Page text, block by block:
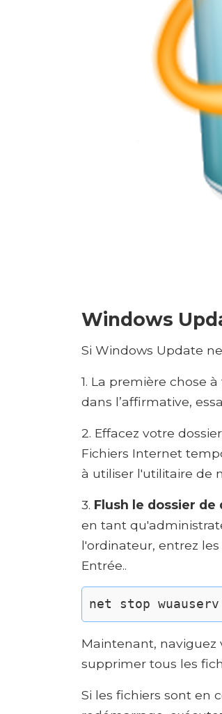
Windows
Si Windows Update
1. La première chose
dans l’affirmative,
2. Effacez votre
Fichiers Internet
à utiliser l'utilitaire de
3. Flush le dossier
en tant
l'ordinateur, entrez
Entrée..
net stop
Maintenant, naviguez
supprimer tous les
Si les fichiers sont en